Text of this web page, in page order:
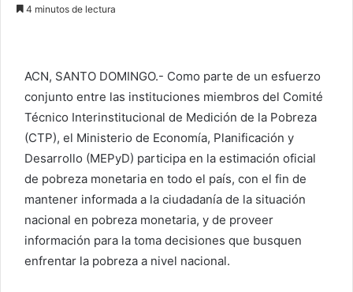
r
u
n
c
o
e
l
4 minutos de lectura
ACN, SANTO DOMINGO.- Como parte de un esfuerzo
conjunto entre las instituciones miembros del Comité
Técnico Interinstitucional de Medición de la Pobreza
(CTP), el Ministerio de Economía, Planificación y
Desarrollo (MEPyD) participa en la estimación oficial
de pobreza monetaria en todo el país, con el fin de
mantener informada a la ciudadanía de la situación
nacional en pobreza monetaria, y de proveer
información para la toma decisiones que busquen
enfrentar la pobreza a nivel nacional.